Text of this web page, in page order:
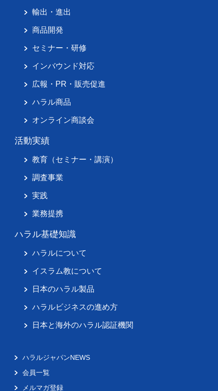
輸出・進出
商品開発
セミナー・研修
インバウンド対応
広報・PR・販売促進
ハラル商品
オンライン商談会
活動実績
教育（セミナー・講演）
調査事業
実践
業務提携
ハラル基礎知識
ハラルについて
イスラム教について
日本のハラル製品
ハラルビジネスの進め方
日本と海外のハラル認証機関
ハラルジャパンNEWS
会員一覧
メルマガ登録